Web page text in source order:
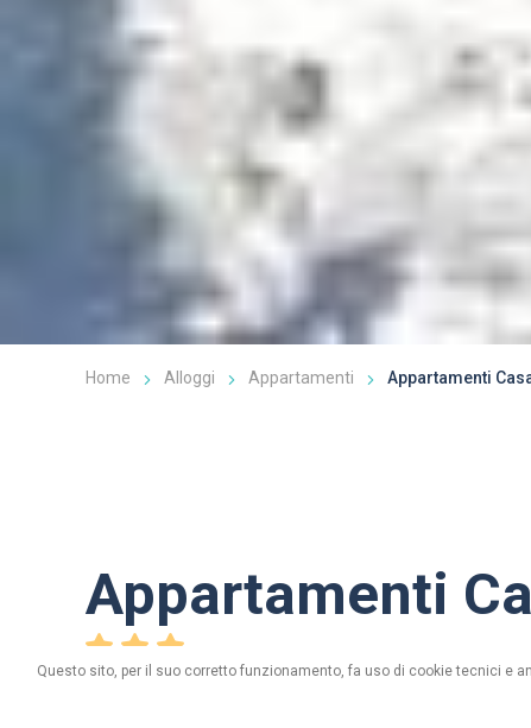
Home Alloggi Appartamenti Appartamenti
Appartamenti
via Contin, n. 430 - 23030 Livigno (Sondrio)
Questo sito, per il suo corretto funzionamento, fa uso di cookie tecnici e